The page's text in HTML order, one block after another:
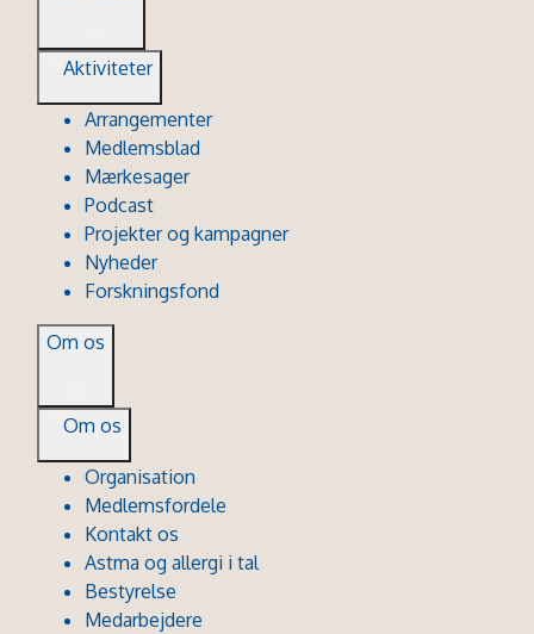
Aktiviteter
Arrangementer
Medlemsblad
Mærkesager
Podcast
Projekter og kampagner
Nyheder
Forskningsfond
Om os
Om os
Organisation
Medlemsfordele
Kontakt os
Astma og allergi i tal
Bestyrelse
Medarbejdere